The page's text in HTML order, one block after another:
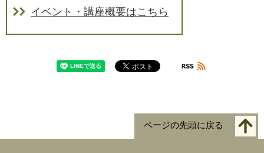
イベント・講座概要はこちら
ページの先頭に戻る